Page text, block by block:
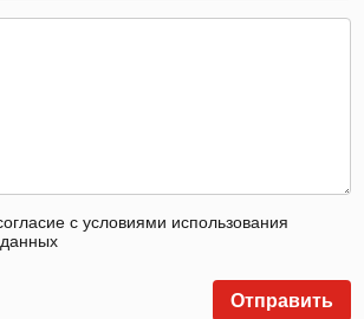
с условиями использования
Отправить